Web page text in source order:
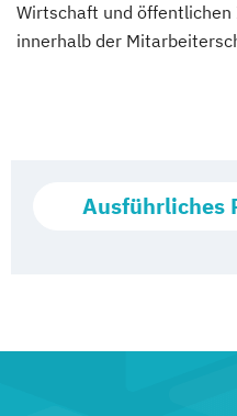
Wirtschaft und
innerhalb der
Ausführliches